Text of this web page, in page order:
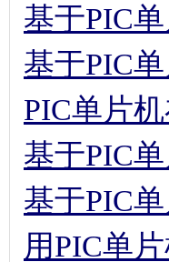
基于PIC
基于PIC
PIC单片
基于PIC
基于PIC
用PIC单